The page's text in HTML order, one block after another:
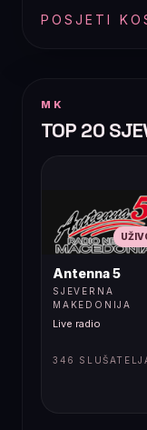
POSJETI
MK
TOP 20
Antenna 5
SJEVERNA
MAKEDONIJA
Live radio
346